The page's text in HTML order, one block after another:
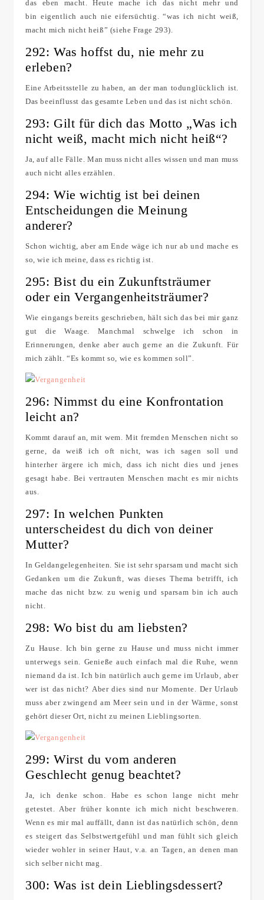
das eben macht. Heute mache ich das nicht mehr und
bin eigentlich auch nie eifersüchtig. “was ich nicht weiß,
macht mich nicht heiß” (siehe Frage 293).
292: Was hoffst du, nie mehr zu
erleben?
Eine Arbeitsstelle zu haben, an der man todunglücklich ist.
Das beeinflusst das gesamte Leben und das ist nicht schön.
293: Gilt für dich das Motto „Was ich
nicht weiß, macht mich nicht heiß“?
Ja, auf alle Fälle. Man muss nicht alles wissen und man muss
auch nicht alles erzählen.
294: Wie wichtig ist bei deinen
Entscheidungen die Meinung
anderer?
Schon wichtig, aber am Ende wäge ich nur ab und mache es
so, wie ich meine, dass es richtig ist.
295: Bist du ein Zukunftsträumer
oder ein Vergangenheitsträumer?
Wie eingangs bereits geschrieben, hält sich das bei mir ganz
gut die Waage. Manchmal schwelge ich schon in
Erinnerungen, denke aber auch gerne an die Zukunft. Für
mich zählt. “Es kommt so, wie es kommen soll”.
296: Nimmst du eine Konfrontation
leicht an?
Kommt darauf an, mit wem. Mit fremden Menschen nicht so
gerne, da weiß ich oft nicht, was ich sagen soll und
hinterher ärgere ich mich, dass ich nicht dies und jenes
gesagt habe. Bei vertrauten Menschen macht es mir nichts
aus.
297: In welchen Punkten
unterscheidest du dich von deiner
Mutter?
In Geldangelegenheiten. Sie ist sehr sparsam und macht sich
Gedanken um die Zukunft, was dieses Thema betrifft, ich
mache das nicht bzw. zu wenig und sparsam bin ich auch
nicht.
298: Wo bist du am liebsten?
Zu Hause. Ich bin gerne zu Hause und muss nicht immer
unterwegs sein. Genieße auch einfach mal die Ruhe, wenn
niemand da ist. Ich bin natürlich auch gerne im Urlaub, aber
wer ist das nicht? Aber dies sind nur Momente. Der Urlaub
muss aber zwingend am Meer sein und in der Wärme, sonst
gehört dieser Ort, nicht zu meinen Lieblingsorten.
299: Wirst du vom anderen
Geschlecht genug beachtet?
Ja, ich denke schon. Habe es schon lange nicht mehr
getestet. Aber früher konnte ich mich nicht beschweren.
Wenn es mir mal auffällt, dann ist das natürlich schön, denn
es steigert das Selbstwertgefühl und man fühlt sich gleich
wieder wohler in seiner Haut, v.a. an Tagen, an denen man
sich selber nicht mag.
300: Was ist dein Lieblingsdessert?